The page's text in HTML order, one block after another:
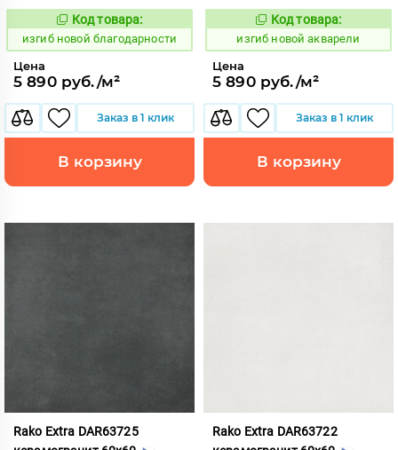
570628
Код товара:
изгиб новой благодарности
Цена
5 890 руб./м²
Заказ в 1 клик
В корзину
570625
Код товара:
изгиб новой акварели
Цена
5 890 руб./м²
Заказ в 1 клик
В корзину
Rako Extra DAR63725
Rako Extra DAR63722